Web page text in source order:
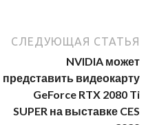
СЛЕДУЮЩАЯ СТАТЬЯ
NVIDIA может
представить видеокарту
GeForce RTX 2080 Ti
SUPER на выставке CES